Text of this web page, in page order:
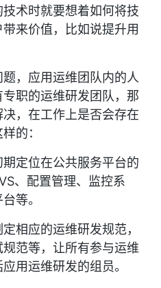
术时就要想着如何将技
来价值，比如说提升用
，应用运维团队内的人
职的运维研发团队，那
，在工作上是否会存在
的：
定位在公共服务平台的
、配置管理、监控系
等。
相应的运维研发规范，
范等，让所有参与运维
用运维研发的组员。